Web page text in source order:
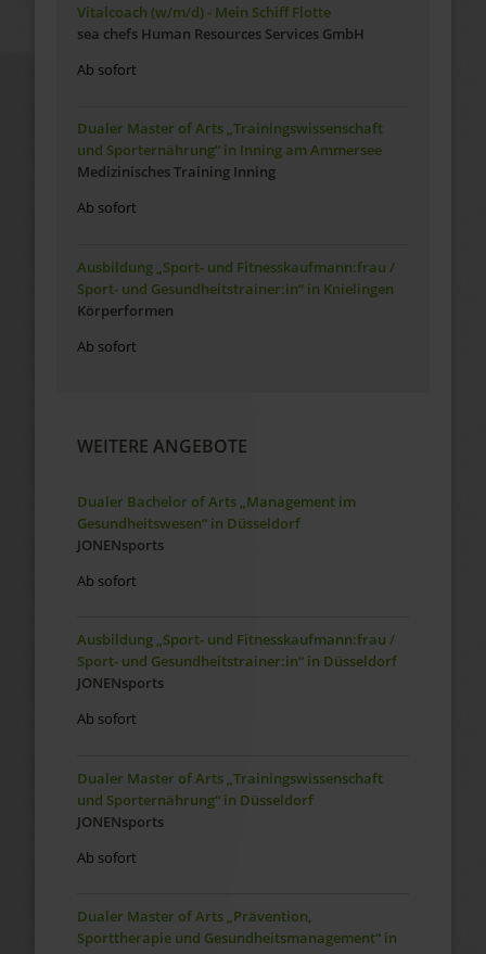
Vitalcoach (w/m/d) - Mein Schiff Flotte
sea chefs Human Resources Services GmbH
Ab sofort
Dualer Master of Arts „Trainingswissenschaft
und Sporternährung“ in Inning am Ammersee
Medizinisches Training Inning
Ab sofort
Ausbildung „Sport- und Fitnesskaufmann:frau /
Sport- und Gesundheitstrainer:in“ in Knielingen
Körperformen
Ab sofort
WEITERE ANGEBOTE
Dualer Bachelor of Arts „Management im
Gesundheitswesen“ in Düsseldorf
JONENsports
Ab sofort
Ausbildung „Sport- und Fitnesskaufmann:frau /
Sport- und Gesundheitstrainer:in“ in Düsseldorf
JONENsports
Ab sofort
Dualer Master of Arts „Trainingswissenschaft
und Sporternährung“ in Düsseldorf
JONENsports
Ab sofort
Dualer Master of Arts „Prävention,
Sporttherapie und Gesundheitsmanagement“ in